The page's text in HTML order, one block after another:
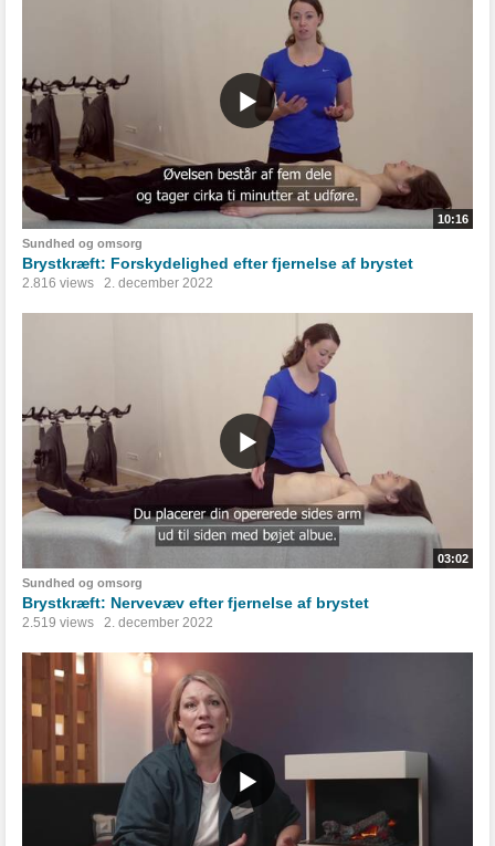
10:16
Sundhed og omsorg
Brystkræft: Forskydelighed efter fjernelse af brystet
2.816 views 2. december 2022
03:02
Sundhed og omsorg
Brystkræft: Nervevæv efter fjernelse af brystet
2.519 views 2. december 2022